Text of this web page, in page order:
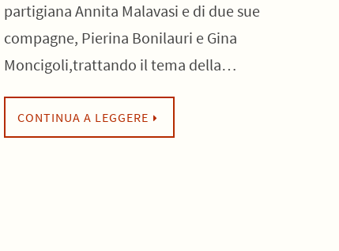
partigiana Annita Malavasi e di due sue
compagne, Pierina Bonilauri e Gina
Moncigoli,trattando il tema della…
CONTINUA A LEGGERE